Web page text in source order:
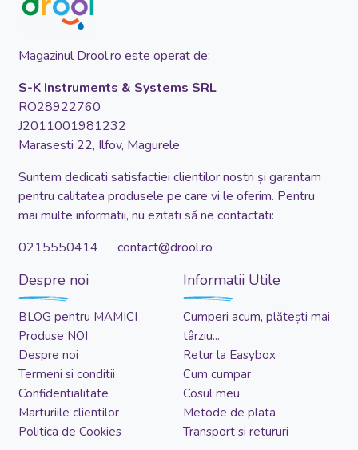
Magazinul Drool.ro este operat de:
S-K Instruments & Systems SRL
RO28922760
J2011001981232
Marasesti 22, Ilfov, Magurele
Suntem dedicati satisfactiei clientilor nostri și garantam
pentru calitatea produsele pe care vi le oferim. Pentru
mai multe informatii, nu ezitati să ne contactati:
0215550414 contact@drool.ro
Despre noi
BLOG pentru MAMICI
Produse NOI
Despre noi
Termeni si conditii
Confidentialitate
Marturiile clientilor
Politica de Cookies
Informatii Utile
Cumperi acum, plătești mai
târziu...
Retur la Easybox
Cum cumpar
Cosul meu
Metode de plata
Transport si retururi